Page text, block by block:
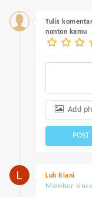
Tulis
nonton kamu
Add
POST
Luh Riani
Member